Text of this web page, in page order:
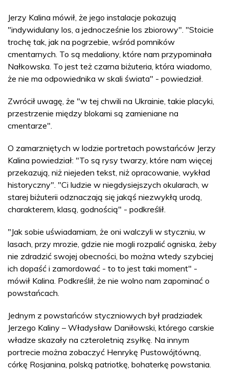
Jerzy Kalina mówił, że jego instalacje pokazują
"indywidulany los, a jednocześnie los zbiorowy". "Stoicie
trochę tak, jak na pogrzebie, wśród pomników
cmentarnych. To są medaliony, które nam przypominała
Nałkowska. To jest też czarna biżuteria, która wiadomo,
że nie ma odpowiednika w skali świata" - powiedział.
Zwrócił uwagę, że "w tej chwili na Ukrainie, takie placyki,
przestrzenie między blokami są zamieniane na
cmentarze".
O zamarzniętych w lodzie portretach powstańców Jerzy
Kalina powiedział: "To są rysy twarzy, które nam więcej
przekazują, niż niejeden tekst, niż opracowanie, wykład
historyczny". "Ci ludzie w niegdysiejszych okularach, w
starej biżuterii odznaczają się jakąś niezwykłą urodą,
charakterem, klasą, godnością" - podkreślił.
"Jak sobie uświadamiam, że oni walczyli w styczniu, w
lasach, przy mrozie, gdzie nie mogli rozpalić ogniska, żeby
nie zdradzić swojej obecności, bo można wtedy szybciej
ich dopaść i zamordować - to to jest taki moment" -
mówił Kalina. Podkreślił, że nie wolno nam zapominać o
powstańcach.
Jednym z powstańców styczniowych był pradziadek
Jerzego Kaliny – Władysław Daniłowski, którego carskie
władze skazały na czteroletnią zsyłkę. Na innym
portrecie można zobaczyć Henrykę Pustowójtówną,
córkę Rosjanina, polską patriotkę, bohaterkę powstania.